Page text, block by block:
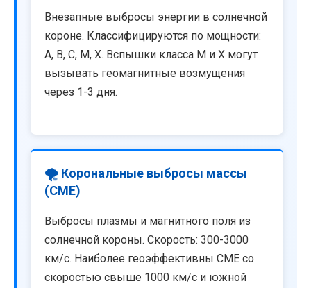
Внезапные выбросы энергии в солнечной
короне. Классифицируются по мощности:
A, B, C, M, X. Вспышки класса M и X могут
вызывать геомагнитные возмущения
через 1-3 дня.
🌪️ Корональные выбросы массы
(CME)
Выбросы плазмы и магнитного поля из
солнечной короны. Скорость: 300-3000
км/с. Наиболее геоэффективны CME со
скоростью свыше 1000 км/с и южной